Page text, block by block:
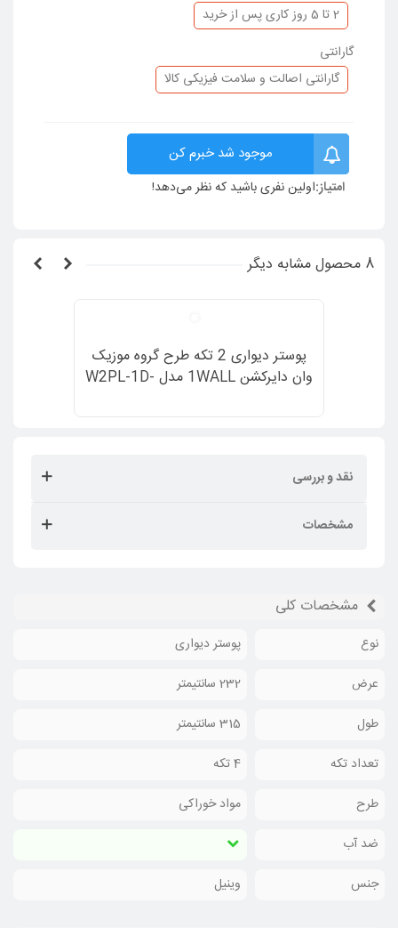
2 تا 5 روز کاری پس از خرید
گارانتی
گارانتی اصالت و سلامت فیزیکی کالا
موجود شد خبرم کن
امتیاز:اولین نفری باشید که نظر می‌دهد!
8 محصول مشابه دیگر
پوستر دیواری 2 تکه طرح گروه موزیک
وان دایرکشن 1WALL مدل W2PL-1D-
نقد و بررسی
مشخصات
مشخصات کلی
نوع
پوستر دیواری
عرض
232 سانتیمتر
طول
315 سانتیمتر
تعداد تکه
4 تکه
طرح
مواد خوراکی
ضد آب
جنس
وینیل